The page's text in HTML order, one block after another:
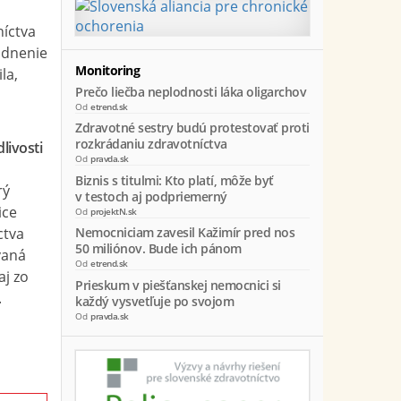
zo
Monitoring
Prečo liečba neplodnosti láka oligarchov
Odetrend.sk
Zdravotné sestry budú protestovať proti
rozkrádaniu zdravotníctva
Odpravda.sk
Biznis s titulmi: Kto platí, môže byť
v testoch aj podpriemerný
OdprojektN.sk
Nemocniciam zavesil Kažimír pred nos
50 miliónov. Bude ich pánom
Odetrend.sk
Prieskum v piešťanskej nemocnici si
každý vysvetľuje po svojom
Odpravda.sk